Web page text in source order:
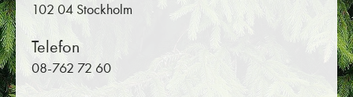
102 04 Stockholm
Telefon
08-762 72 60